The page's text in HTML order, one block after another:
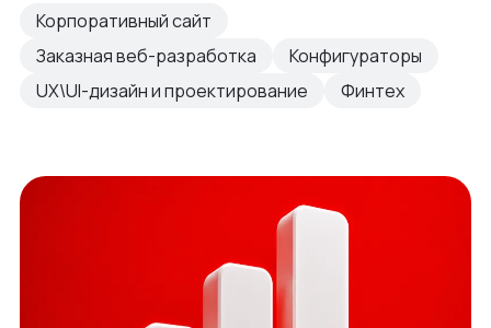
Корпоративный сайт
Заказная веб-разработка
Конфигураторы
UX\UI-дизайн и проектирование
Финтех